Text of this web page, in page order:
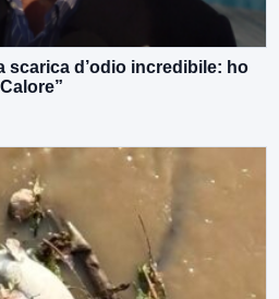
scarica d’odio incredibile: ho